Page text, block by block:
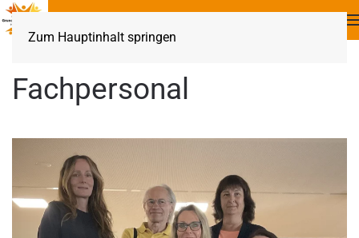
Zum Hauptinhalt springen
Fachpersonal